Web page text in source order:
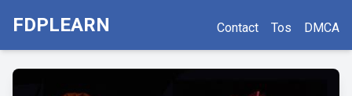
FDPLEARN Contact Tos DMCA